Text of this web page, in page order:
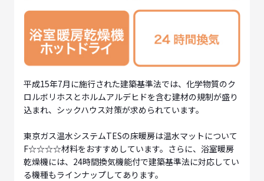
平成15年7月に施行された建築基準法では、化学物質のク
ロルボリホスとホルムアルデヒドを含む建材の規制が盛り
込まれ、シックハウス対策が求められています。
東京ガス温水システムTESの床暖房は温水マットについて
F☆☆☆☆材料をおすすめしています。さらに、浴室暖房
乾燥機には、24時間換気機能付で建築基準法に対応してい
る機種もラインナップしてあります。